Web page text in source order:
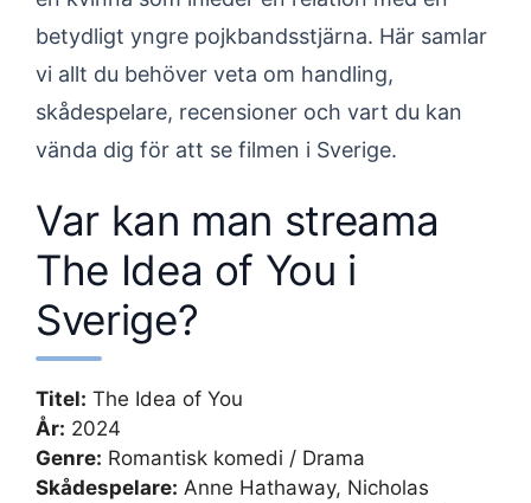
betydligt yngre pojkbandsstjärna. Här samlar
vi allt du behöver veta om handling,
skådespelare, recensioner och vart du kan
vända dig för att se filmen i Sverige.
Var kan man streama
The Idea of You i
Sverige?
Titel: The Idea of You
År: 2024
Genre: Romantisk komedi / Drama
Skådespelare: Anne Hathaway, Nicholas